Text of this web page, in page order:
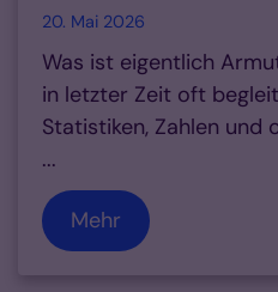
20. Mai 2026
Was ist eigentlich
in letzter Zeit oft
Statistiken, Zahlen und
...
Mehr